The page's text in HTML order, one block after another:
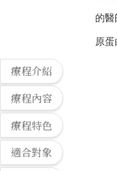
療程介紹
療程內容
療程特色
適合對象
的
原